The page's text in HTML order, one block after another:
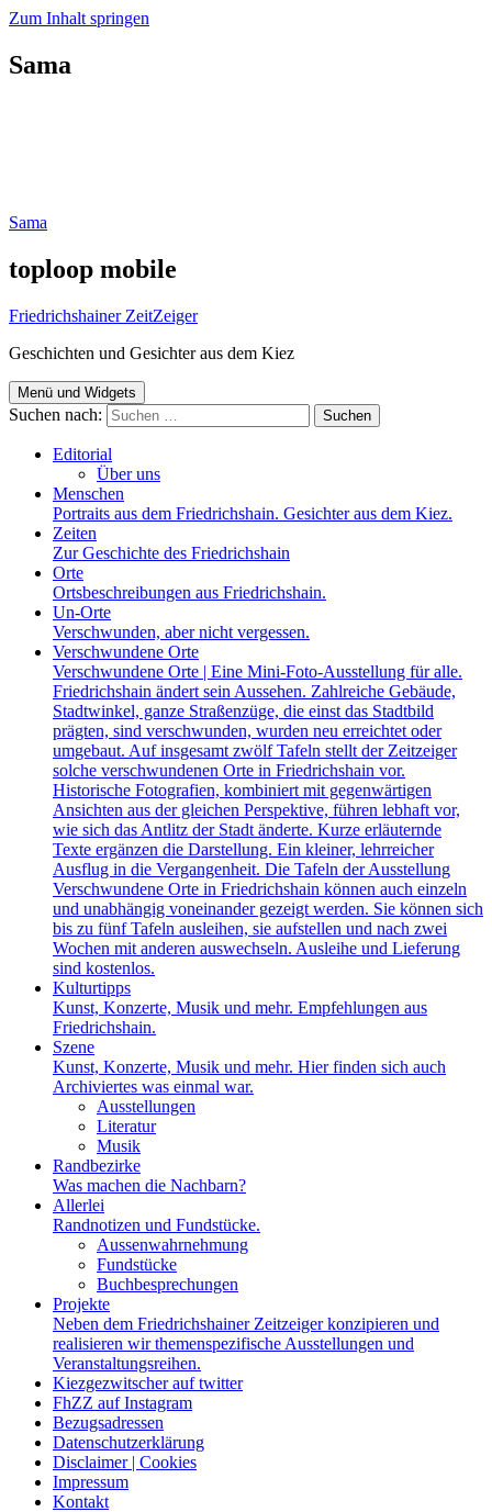
Zum Inhalt springen
Sama
Sama
toploop mobile
Friedrichshainer ZeitZeiger
Geschichten und Gesichter aus dem Kiez
Menü und Widgets
Suchen nach:
Editorial
Über uns
Menschen
Portraits aus dem Friedrichshain. Gesichter aus dem Kiez.
Zeiten
Zur Geschichte des Friedrichshain
Orte
Ortsbeschreibungen aus Friedrichshain.
Un-Orte
Verschwunden, aber nicht vergessen.
Verschwundene Orte
Verschwundene Orte | Eine Mini-Foto-Ausstellung für alle.
Friedrichshain ändert sein Aussehen. Zahlreiche Gebäude,
Stadtwinkel, ganze Straßenzüge, die einst das Stadtbild
prägten, sind verschwunden, wurden neu erreichtet oder
umgebaut. Auf insgesamt zwölf Tafeln stellt der Zeitzeiger
solche verschwundenen Orte in Friedrichshain vor.
Historische Fotografien, kombiniert mit gegenwärtigen
Ansichten aus der gleichen Perspektive, führen lebhaft vor,
wie sich das Antlitz der Stadt änderte. Kurze erläuternde
Texte ergänzen die Darstellung. Ein kleiner, lehrreicher
Ausflug in die Vergangenheit. Die Tafeln der Ausstellung
Verschwundene Orte in Friedrichshain können auch einzeln
und unabhängig voneinander gezeigt werden. Sie können sich
bis zu fünf Tafeln ausleihen, sie aufstellen und nach zwei
Wochen mit anderen auswechseln. Ausleihe und Lieferung
sind kostenlos.
Kulturtipps
Kunst, Konzerte, Musik und mehr. Empfehlungen aus
Friedrichshain.
Szene
Kunst, Konzerte, Musik und mehr. Hier finden sich auch
Archiviertes was einmal war.
Ausstellungen
Literatur
Musik
Randbezirke
Was machen die Nachbarn?
Allerlei
Randnotizen und Fundstücke.
Aussenwahrnehmung
Fundstücke
Buchbesprechungen
Projekte
Neben dem Friedrichshainer Zeitzeiger konzipieren und
realisieren wir themenspezifische Ausstellungen und
Veranstaltungsreihen.
Kiezgezwitscher auf twitter
FhZZ auf Instagram
Bezugsadressen
Datenschutzerklärung
Disclaimer | Cookies
Impressum
Kontakt